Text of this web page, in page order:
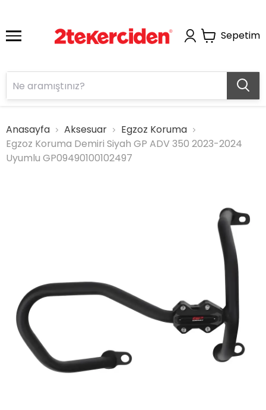
Sepetim
Anasayfa Aksesuar
Egzoz Koruma
Egzoz Koruma Demiri Siyah GP ADV 350 2023-2024
Uyumlu GP09490100102497